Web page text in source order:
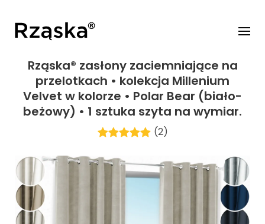
Rząska® zasłony zaciemniające na
przelotkach • kolekcja Millenium
Velvet w kolorze • Polar Bear (biało-
beżowy) • 1 sztuka szyta na wymiar.
(2)